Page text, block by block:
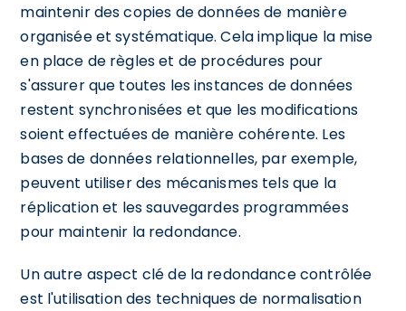
maintenir des copies de données de manière
organisée et systématique. Cela implique la mise
en place de règles et de procédures pour
s'assurer que toutes les instances de données
restent synchronisées et que les modifications
soient effectuées de manière cohérente. Les
bases de données relationnelles, par exemple,
peuvent utiliser des mécanismes tels que la
réplication et les sauvegardes programmées
pour maintenir la redondance.
Un autre aspect clé de la redondance contrôlée
est l'utilisation des techniques de normalisation